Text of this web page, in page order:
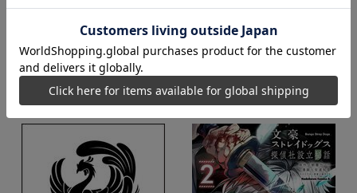
文豪ストレイドッグス 探
偵社設立秘話